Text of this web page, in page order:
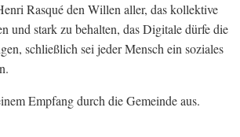
Rasqué den Willen aller, das kollektive
und stark zu behalten, das Digitale dürfe die
schließlich sei jeder Mensch ein soziales
Empfang durch die Gemeinde aus.